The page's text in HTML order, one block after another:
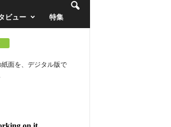
ビュー 特集
面を、デジタル版で